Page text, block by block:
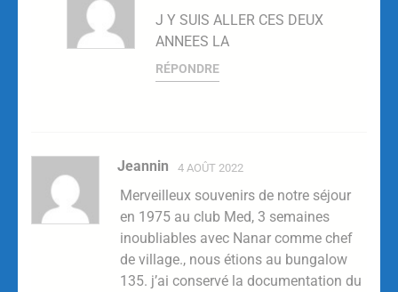
J Y SUIS ALLER CES DEUX
ANNEES LA
RÉPONDRE
Jeannin 4 AOÛT 2022
Merveilleux souvenirs de notre séjour
en 1975 au club Med, 3 semaines
inoubliables avec Nanar comme chef
de village., nous étions au bungalow
135. j’ai conservé la documentation du